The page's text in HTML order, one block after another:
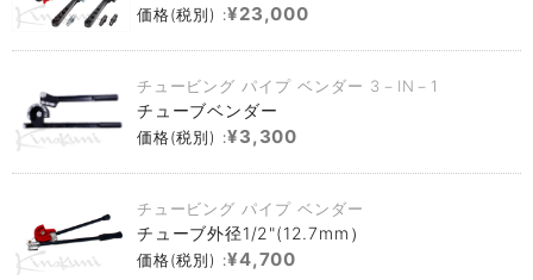
価格(税別) :¥23,000
チュービング パイプ ベンダー 3－IN－1
チューブベンダー
価格(税別) :¥3,300
チュービング パイプ ベンダー
チューブ外径1/2"(12.7mm）
価格(税別) :¥4,700